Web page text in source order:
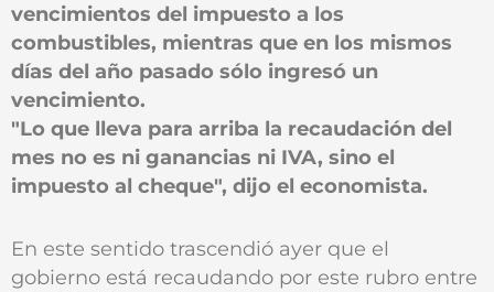
vencimientos del impuesto a los
combustibles, mientras que en los mismos
días del año pasado sólo ingresó un
vencimiento.
"Lo que lleva para arriba la recaudación del
mes no es ni ganancias ni IVA, sino el
impuesto al cheque", dijo el economista.
En este sentido trascendió ayer que el
gobierno está recaudando por este rubro entre